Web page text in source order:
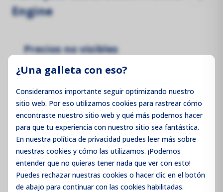
¿Una galleta con eso?
Consideramos importante seguir optimizando nuestro
sitio web. Por eso utilizamos cookies para rastrear cómo
encontraste nuestro sitio web y qué más podemos hacer
para que tu experiencia con nuestro sitio sea fantástica.
En nuestra política de privacidad puedes leer más sobre
nuestras cookies y cómo las utilizamos. ¡Podemos
entender que no quieras tener nada que ver con esto!
Puedes rechazarnuestras cookies o hacer clic en el botón
de abajo para continuar con las cookies habilitadas.
Engine
Precios no visibles
Inicie sesión para ver los precios
Iniciar sesión / Registrarse
Código de producto: AICPF9722-1